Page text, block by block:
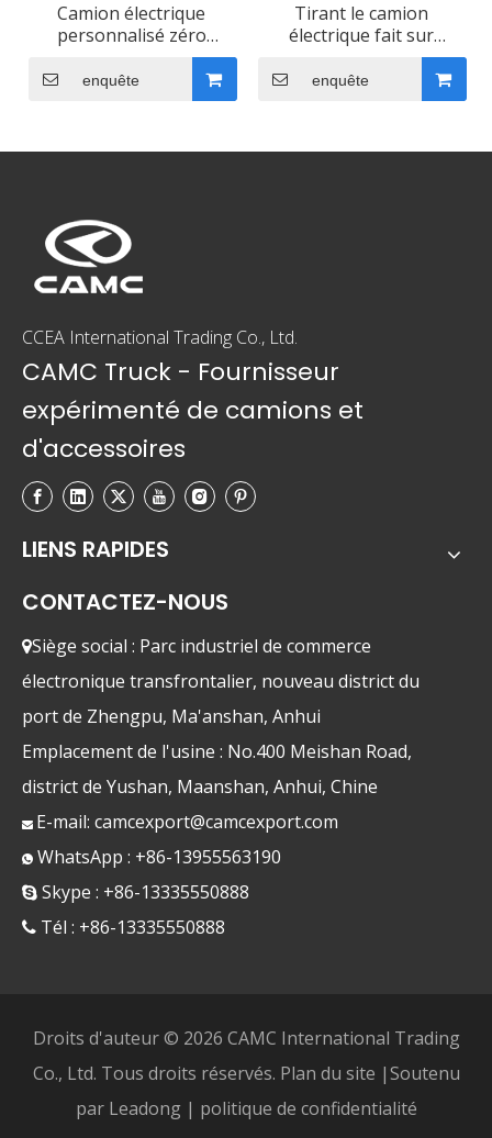
Camion électrique
personnalisé zéro
émission pour le port
enquête
Tirant le camion
électrique fait sur
commande de puissance
pour le port
enquête
CCEA International Trading Co., Ltd.
CAMC Truck - Fournisseur
expérimenté de camions et
d'accessoires
LIENS RAPIDES
CONTACTEZ-NOUS
Siège social : Parc industriel de commerce
électronique transfrontalier, nouveau district du
port de Zhengpu, Ma'anshan, Anhui
Emplacement de l'usine : No.400 Meishan Road,
district de Yushan, Maanshan, Anhui, Chine
 E-mail: camcexport@camcexport.com
 WhatsApp : +86-13955563190
 Skype : +86-13335550888
 Tél : +86-13335550888
Droits d'auteur © 2026 CAMC International Trading
Co., Ltd. Tous droits réservés. Plan du site |Soutenu
par Leadong| politique de confidentialité